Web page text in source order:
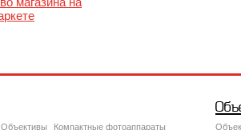
Объективы
Компактные фотоаппараты